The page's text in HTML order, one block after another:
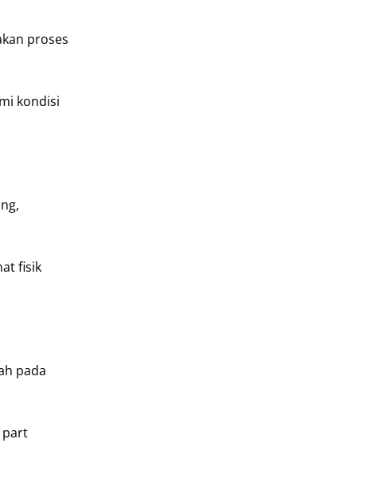
proses
kondisi
fisik
pada
part